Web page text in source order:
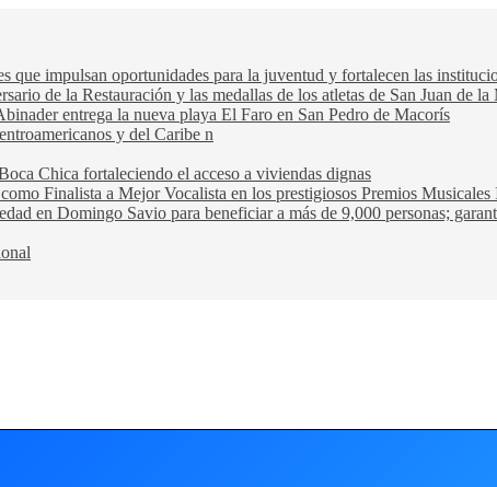
que impulsan oportunidades para la juventud y fortalecen las
de la Restauración y las medallas de los atletas de San Juan de la
entrega la nueva playa El Faro en San Pedro de Macorís
y del Caribe n
Chica fortaleciendo el acceso a viviendas dignas
Finalista a Mejor Vocalista en los prestigiosos Premios
en Domingo Savio para beneficiar a más de 9,000 personas;